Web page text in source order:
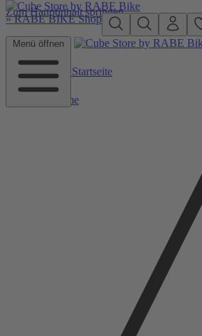
Zum Hauptinhalt springen
»RABE BIKE Shop
Menü öffnen
Zurück zu Startseite
Home